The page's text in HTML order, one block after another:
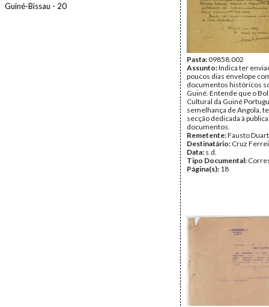
Guiné-Bissau - 20
Pasta:09858.002
Assunto:Indica ter
poucos dias envelope
documentos históricos
Guiné. Entende que o
Cultural da Guiné
semelhança de Angola,
secção dedicada à
documentos.
Remetente:Fausto
Destinatário: Cruz
Data: s.d.
Tipo Documental:
Página(s): 18